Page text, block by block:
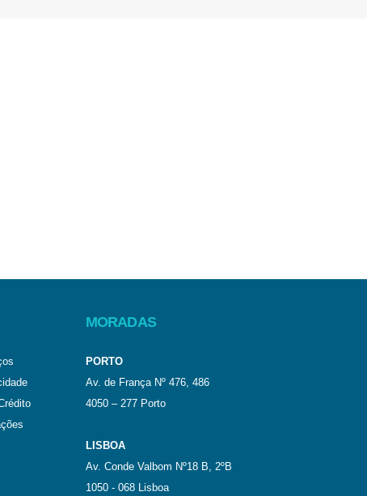
MORADAS
PORTO
Av. de França Nº 476, 486
4050 – 277 Porto
LISBOA
Av. Conde Valbom Nº18 B, 2ºB
1050 - 068 Lisboa